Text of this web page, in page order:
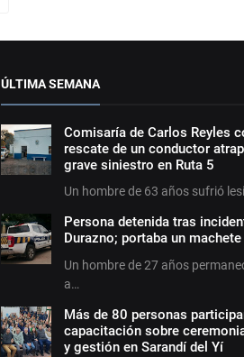
ÚLTIMA SEMANA
Comisaría de Carlos Reyles
rescate de un conductor
grave siniestro en Ruta 5
Un hombre de 63 años sufrió
Persona detenida tras
Durazno; portaba un machete
Un hombre de 27 años
a…
Más de 80 personas
capacitación sobre
y gestión en Sarandí del Yí